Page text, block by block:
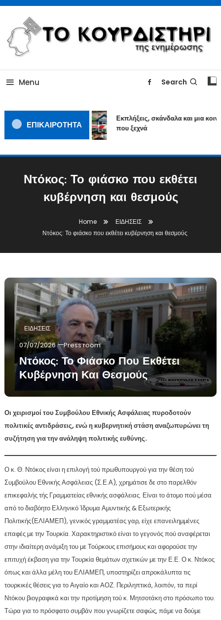
Skip
Content
TOKOURDISTIRI.GR
Menu Search
ΕΠΙΚΑΙΡΟΤΗΤΑ
Εκπλήξεις, σκάνδαλα και μια
που ξεχνά
Ντόκος: Το φιάσκο που εκθέτει
κυβέρνηση και θεσμούς
Home
ΕΙΔΗΣΕΙΣ
Ντόκος: Το φιάσκο που εκθέτει κυβέρνηση και θεσμούς
ΕΙΔΗΣΕΙΣ
07/07/2026 Press room
Ντόκος: Το Φιάσκο Που Εκθέτει
Κυβέρνηση Και Θεσμούς
Οι χειρισμοί του Συμβούλου Εθνικής Ασφάλειας πυροδοτούν
πολιτικές αντιδράσεις, ενώ η κυβερνητική στάση αναζωπυρώνει τη
συζήτηση για την ανάληψη πολιτικής ευθύνης.
Ο κ. Θ. Ντόκος είναι η επιλογή τού πρωθυπουργού για την θέση τού
Συμβούλου Εθνικής Ασφάλειας (Σ.Ε.Α), χρημάτισε δε στο παρελθόν
επικεφαλής τής Γραμματείας εθνικής ασφάλειας. Είναι το άτομο πού μέσα
από το διαβόητο Ελληνικό Ίδρυμα Αμυντικής & Εξωτερικής
Πολιτικής(ΕΛΙΑΜΕΠ), γενικός γραμματέας γαρ, είχε επανειλημμένες
επαφές με την Τουρκία. Χαρακτηριστικό είναι το γεγονός πού αναφέρεται
στην ιδιαίτερη ανάμιξη του με Τούρκους επισήμους και αφορούσε την
επιτυχή έκβαση για την Τουρκία θεμάτων σχετικών με την Ε.Ε. Ο κ. Ντόκος
όπως και άλλα μέλη του ΕΛΙΑΜΕΠ, υποστηρίζει απροκάλυπτα τις
τουρκικές θέσεις για το Αιγαίο και ΑΟΖ. Περιληπτικά, λοιπόν, τα περί
Ντόκου βιογραφικά και την προτίμηση τού κ. Μητσοτάκη στο πρόσωπο του.
Τώρα για το πρόσφατο συμβάν που γνωρίζετε σαφώς, πάμε να δούμε